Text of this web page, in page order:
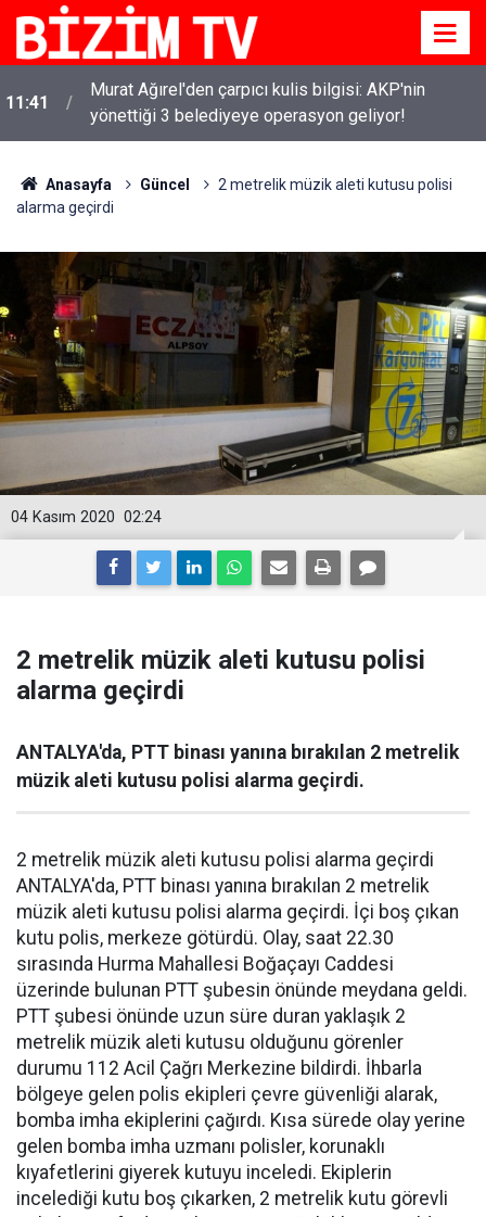
11:41
Murat Ağırel'den çarpıcı kulis bilgisi: AKP'nin
yönettiği 3 belediyeye operasyon geliyor!
Anasayfa Güncel
2 metrelik müzik aleti kutusu polisi
alarma geçirdi
02:24
04 Kasım 2020
2 metrelik müzik aleti kutusu polisi
alarma geçirdi
ANTALYA'da, PTT binası yanına bırakılan 2 metrelik
müzik aleti kutusu polisi alarma geçirdi.
2 metrelik müzik aleti kutusu polisi alarma geçirdi
ANTALYA'da, PTT binası yanına bırakılan 2 metrelik
müzik aleti kutusu polisi alarma geçirdi. İçi boş çıkan
kutu polis, merkeze götürdü. Olay, saat 22.30
sırasında Hurma Mahallesi Boğaçayı Caddesi
üzerinde bulunan PTT şubesin önünde meydana geldi.
PTT şubesi önünde uzun süre duran yaklaşık 2
metrelik müzik aleti kutusu olduğunu görenler
durumu 112 Acil Çağrı Merkezine bildirdi. İhbarla
bölgeye gelen polis ekipleri çevre güvenliği alarak,
bomba imha ekiplerini çağırdı. Kısa sürede olay yerine
gelen bomba imha uzmanı polisler, korunaklı
kıyafetlerini giyerek kutuyu inceledi. Ekiplerin
incelediği kutu boş çıkarken, 2 metrelik kutu görevli